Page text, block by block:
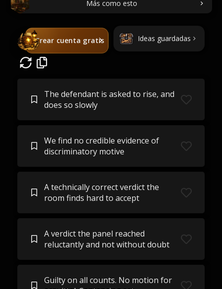
Más como esto
Crear cuenta gratis Ideas guardadas
The defendant is asked to rise, and
does so slowly
We find no credible evidence of
discriminatory motive
A technically correct verdict the
room finds hard to accept
A verdict the panel reached
reluctantly and not without doubt
Guilty on all counts. No motion for